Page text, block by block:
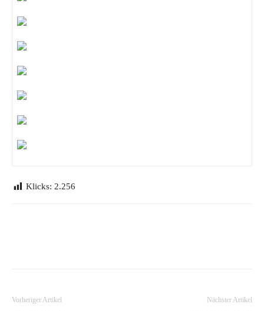
Klicks: 2.256
Vorheriger Artikel Nächster Artikel